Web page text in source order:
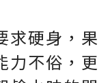
求硬身，果
力不俗，更